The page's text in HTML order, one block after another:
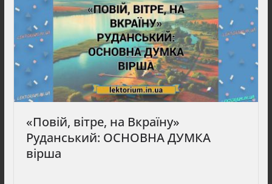
«Повій, вітре, на Вкраїну»
Руданський: ОСНОВНА ДУМКА
вірша